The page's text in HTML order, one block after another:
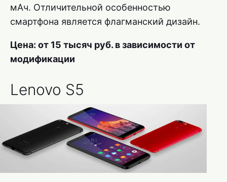
мАч. Отличительной особенностью
смартфона является флагманский дизайн.
Цена: от 15 тысяч руб. в зависимости от
модификации
Lenovo S5